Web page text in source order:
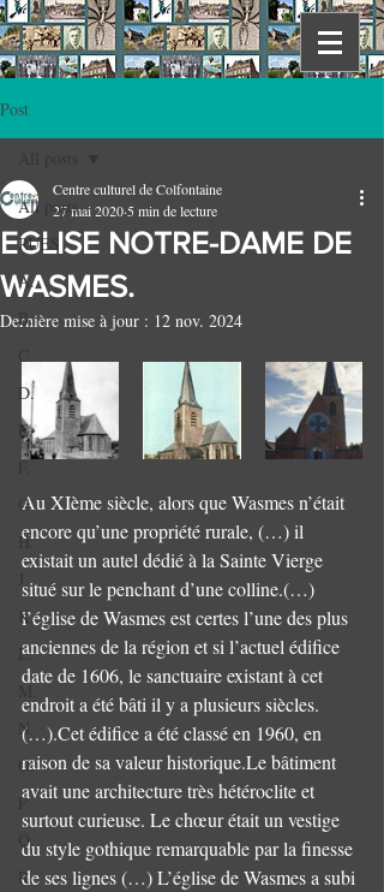
Post
All posts
RUES
A.
B.
D.
E.
F.
G.
H.
K.
L.
M.
N.
O.
P.
Q.
R.
EGLISE NOTRE-DAME DE
WASMES.
Centre culturel de Colfontaine
27 mai 2020 5 min de lecture
Dernière mise à jour : 12 nov. 2024
Au XIème siècle, alors que Wasmes n’était
encore qu’une propriété rurale, (…) il
existait un autel dédié à la Sainte Vierge
situé sur le penchant d’une colline.(…)
l’église de Wasmes est certes l’une des plus
anciennes de la région et si l’actuel édifice
date de 1606, le sanctuaire existant à cet
endroit a été bâti il y a plusieurs siècles.
(…).Cet édifice a été classé en 1960, en
raison de sa valeur historique.Le bâtiment
avait une architecture très hétéroclite et
surtout curieuse. Le chœur était un vestige
du style gothique remarquable par la finesse
de ses lignes (…) L’église de Wasmes a subi